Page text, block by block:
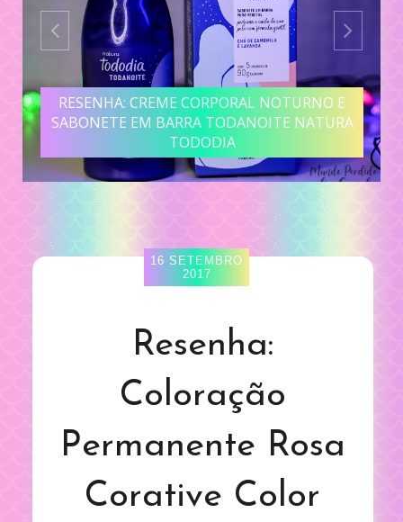
RESENHA: CREME CORPORAL NOTURNO E
SABONETE EM BARRA TODANOITE NATURA
TODODIA
16 SETEMBRO
2017
Resenha:
Coloração
Permanente Rosa
Corative Color